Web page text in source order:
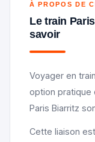
À PROPOS DE
Le train
savoir
Voyager en
option pratique
Paris Biarritz
Cette liaison